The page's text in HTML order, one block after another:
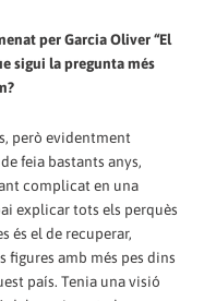
per Garcia Oliver “El
sigui la pregunta més
però evidentment
feia bastants anys,
complicat en una
explicar tots els perquès
és el de recuperar,
figures amb més pes dins
país. Tenia una visió